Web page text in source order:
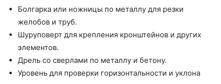
Болгарка или ножницы по металлу для резки
желобов и труб.
Шуруповерт для крепления кронштейнов и других
элементов.
Дрель со сверлами по металлу и бетону.
Уровень для проверки горизонтальности и уклона